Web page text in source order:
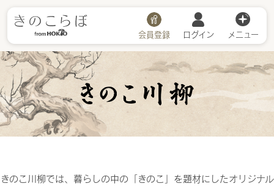
会員登録 ログイン メニュー
川柳詳細
きのこ川柳では、暮らしの中の「きのこ」を題材にしたオリジナル